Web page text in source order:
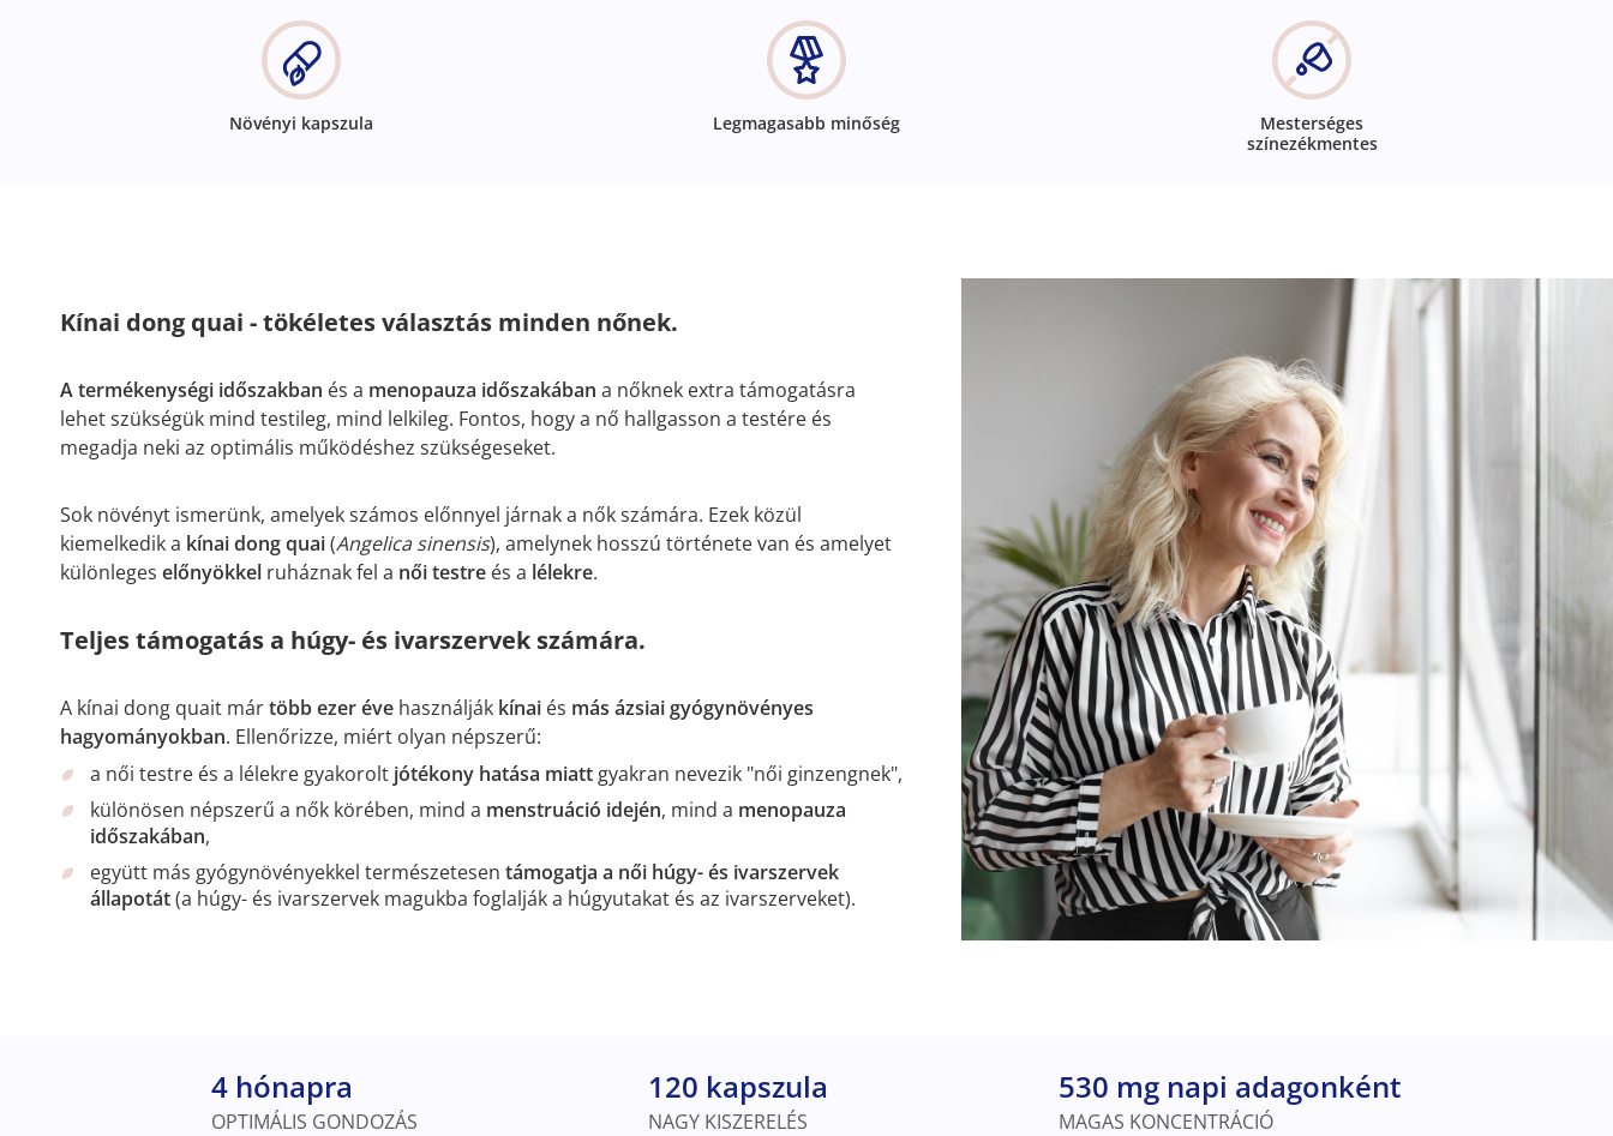
Növényi kapszula Legmagasabb minőség
Mesterséges
színezékmentes
Kínai dong quai - tökéletes választás minden nőnek.
A termékenységi időszakban és a menopauza időszakában a nőknek extra támogatásra
lehet szükségük mind testileg, mind lelkileg. Fontos, hogy a nő hallgasson a testére és
megadja neki az optimális működéshez szükségeseket.
Sok növényt ismerünk, amelyek számos előnnyel járnak a nők számára. Ezek közül
kiemelkedik a kínai dong quai(Angelica sinensis), amelynek hosszú története van és amelyet
különleges előnyökkel ruháznak fel a női testre és a lélekre.
Teljes támogatás a húgy- és ivarszervek számára.
A kínai dong quait mártöbb ezer éve használják kínai és más ázsiai gyógynövényes
hagyományokban. Ellenőrizze, miért olyan népszerű:
a női testre és a lélekre gyakorolt ​​ jótékony hatása miatt gyakran nevezik "női ginzengnek",
különösen népszerű a nők körében, mind a menstruáció idején, mind a menopauza
időszakában,
együtt más gyógynövényekkel természetesen támogatja a női húgy- és ivarszervek
állapotát(a húgy- és ivarszervek magukba foglalják a húgyutakat és az ivarszerveket).
4 hónapra
OPTIMÁLIS GONDOZÁS
120 kapszula
NAGY KISZERELÉS
530 mg napi adagonként
MAGAS KONCENTRÁCIÓ